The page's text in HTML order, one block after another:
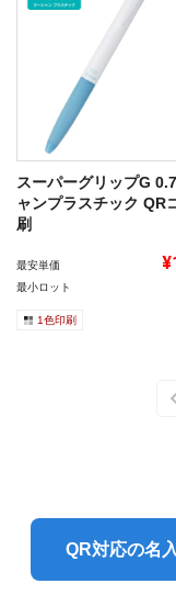
スーパーグリップG
ャンプラスチック QR
刷
最安単価
最小ロット
1色印刷
QR対応の名